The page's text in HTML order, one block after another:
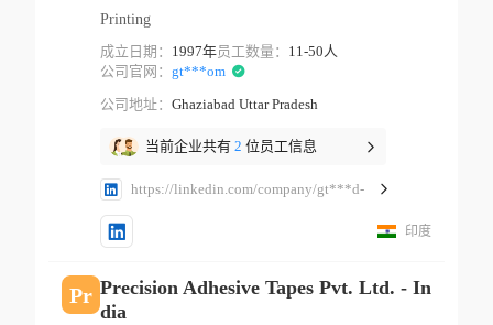
Printing
成立日期： 1997年员工数量： 11-50人
公司官网： gt***om
公司地址： Ghaziabad Uttar Pradesh
当前企业共有 2 位员工信息
https://linkedin.com/company/gt***d-
印度
Pr Precision Adhesive Tapes Pvt. Ltd. - In
dia